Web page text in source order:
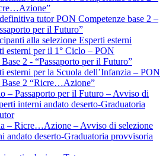
tutor PON Competenze base 2 –
per il Futuro”
alla selezione Esperti esterni
esterni per il 1° Ciclo – PON
2 - “Passaporto per il Futuro”
esterni per la Scuola dell’Infanzia – PON
Base 2 “Ricre…Azione”
– Passaporto per il Futuro – Avviso di
interni andato deserto-Graduatoria
– Ricre…Azione – Avviso di selezione
andato deserto-Graduatoria provvisoria